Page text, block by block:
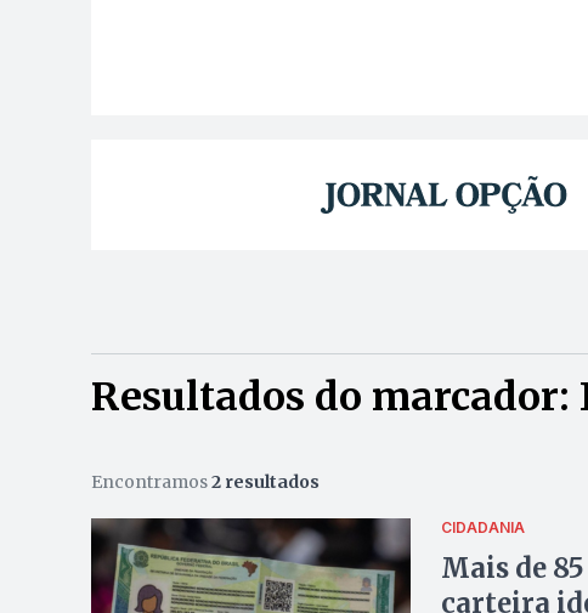
Resultados do
Encontramos2 resultados
CIDADANIA
Mais de
carteira